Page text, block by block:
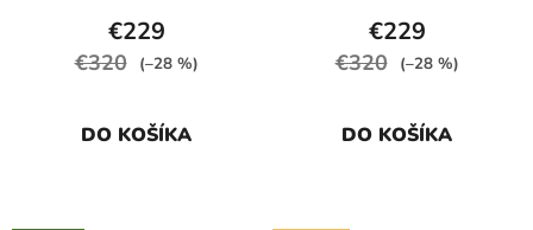
€229
€320 (–28 %)
DO KOŠÍKA
€229
€320 (–28 %)
DO KOŠÍKA